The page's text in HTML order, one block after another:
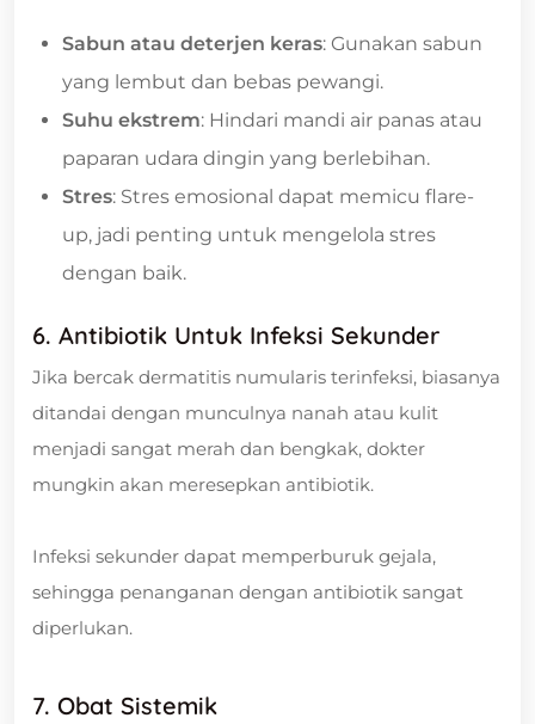
Sabun atau deterjen keras: Gunakan sabun
yang lembut dan bebas pewangi.
Suhu ekstrem: Hindari mandi air panas atau
paparan udara dingin yang berlebihan.
Stres: Stres emosional dapat memicu flare-
up, jadi penting untuk mengelola stres
dengan baik.
6. Antibiotik Untuk Infeksi Sekunder
Jika bercak dermatitis numularis terinfeksi, biasanya
ditandai dengan munculnya nanah atau kulit
menjadi sangat merah dan bengkak, dokter
mungkin akan meresepkan antibiotik.
Infeksi sekunder dapat memperburuk gejala,
sehingga penanganan dengan antibiotik sangat
diperlukan.
7. Obat Sistemik